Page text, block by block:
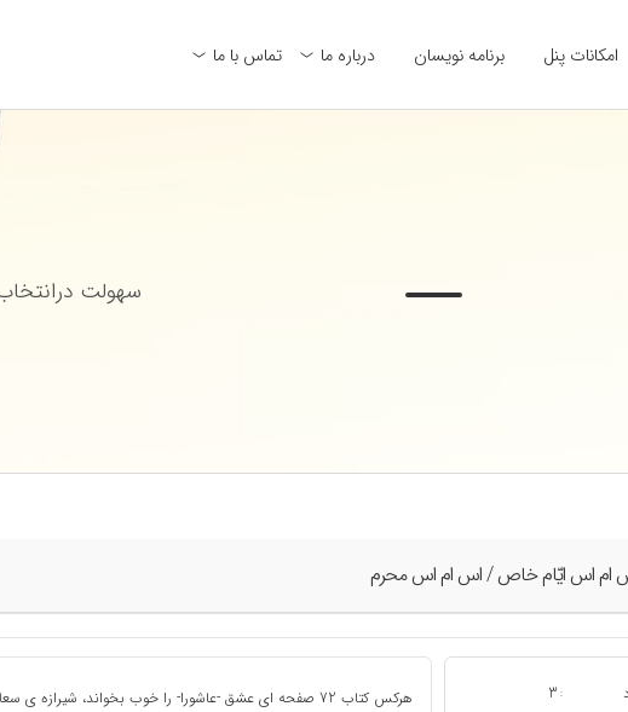
امکانات پنل برنامه نویسان درباره ما تماس با ما
سهولت
ام اس ايّام خاص / اس ام اس محرم
:
3
هرکس کتاب 72 صفحه ای عشق -عاشورا- را خوب بخواند،